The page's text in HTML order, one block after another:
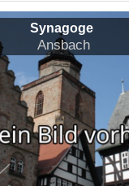
Synagoge
Ansbach